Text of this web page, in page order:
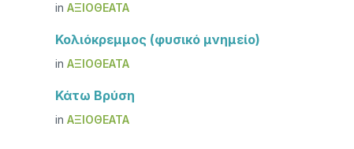
inΑΞΙΟΘΈΑΤΑ
Κολιόκρεμμος (φυσικό μνημείο)
inΑΞΙΟΘΈΑΤΑ
Κάτω Βρύση
inΑΞΙΟΘΈΑΤΑ